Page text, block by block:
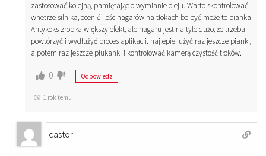
zastosować kolejną, pamiętając o wymianie oleju. Warto skontrolować
wnetrze silnika, ocenić ilośc nagarów na tłokach bo być może to pianka
Antykoks zrobiła większy efekt, ale nagaru jest na tyle dużo, że trzeba
powtórzyć i wydłużyć proces aplikacji. najlepiej użyć raz jeszcze pianki,
a potem raz jeszcze płukanki i kontrolować kamerą czystość tłoków.
0 Odpowiedz
1 rok temu
castor